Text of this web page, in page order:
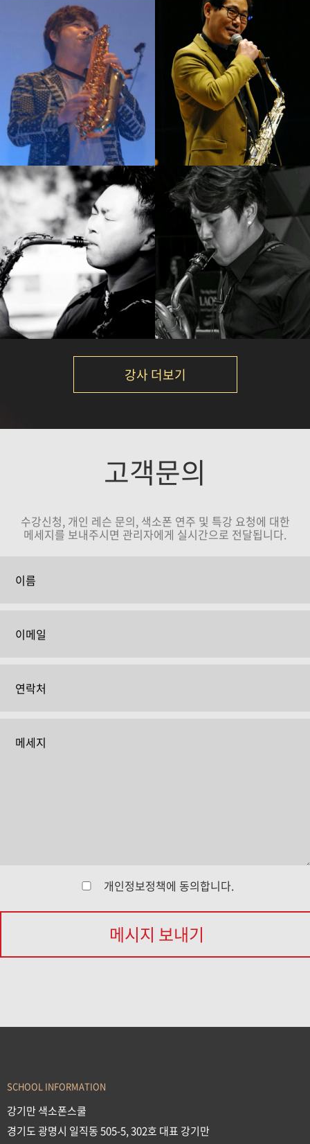
김성주
강의보기
박규현
강의보기
노영현
강의보기
이대희
강의보기
강사 더보기
고객문의
수강신청, 개인 레슨 문의, 색소폰 연주 및 특강 요청에 대한
메세지를 보내주시면 관리자에게 실시간으로 전달됩니다.
개인정보정책에 동의합니다.
메시지 보내기
SCHOOL INFORMATION
강기만 색소폰스쿨
경기도 광명시 일직동 505-5, 302호 대표 강기만